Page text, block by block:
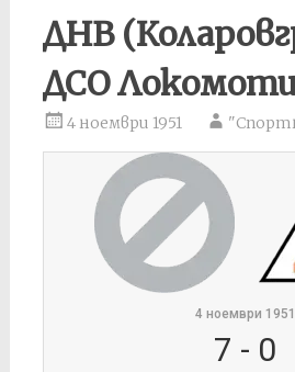
ДНВ
ДСО
4 ноември 1951
4 ноември 1951
7 - 0